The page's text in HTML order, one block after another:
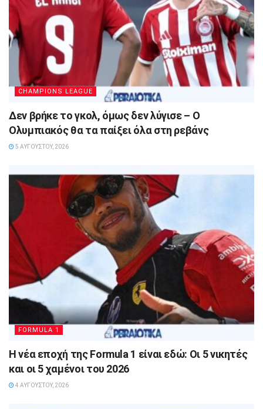
CHAMPIONS LEAGUE
Δεν βρήκε το γκολ, όμως δεν λύγισε – Ο
Ολυμπιακός θα τα παίξει όλα στη ρεβάνς
5 ΑΥΓΟΎΣΤΟΥ, 2026
FORMULA 1
Η νέα εποχή της Formula 1 είναι εδώ: Οι 5 νικητές
και οι 5 χαμένοι του 2026
4 ΑΥΓΟΎΣΤΟΥ, 2026